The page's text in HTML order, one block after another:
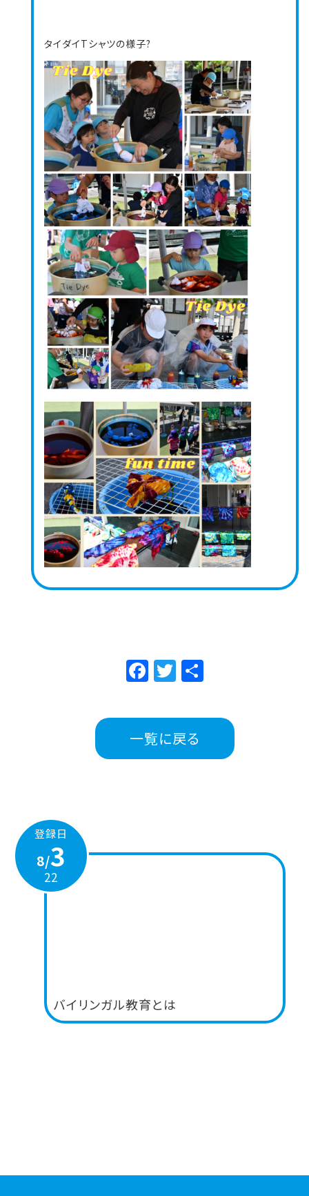
タイダイTシャツの様子?
Facebook
Twitter
一覧に戻る
登録日
8/3
22
バイリンガル教育とは